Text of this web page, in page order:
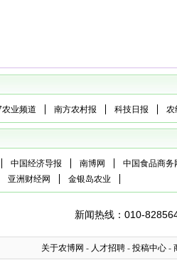
业频道 南方农村报 科技日报 农
中国经济导报 南博网
中国食品商务
亚洲财经网 金银岛农业
新闻热线：010-
关于农博网 - 人才招聘 - 投稿中心 -